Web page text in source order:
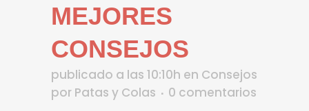
MEJORES
CONSEJOS
publicado a las 10:10h en Consejos
por Patas y Colas
0 comentarios